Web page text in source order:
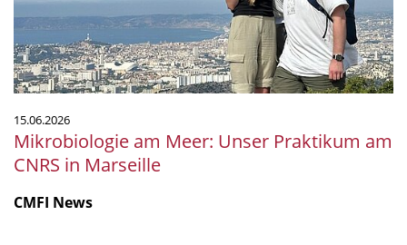
CNRS
in
Marseille
15.06.2026
Mikrobiologie am Meer: Unser Praktikum am
CNRS in Marseille
CMFI News